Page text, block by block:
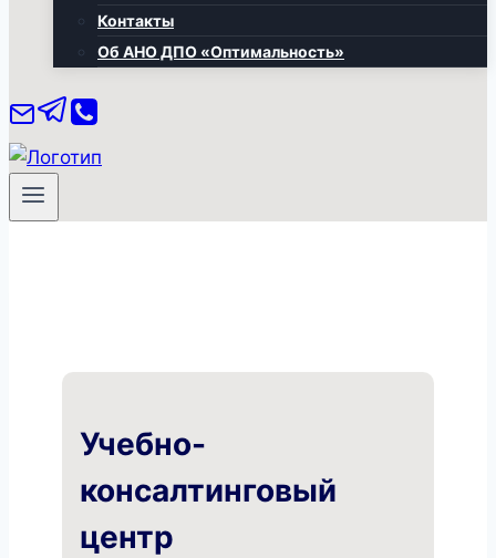
Контакты
Об АНО ДПО «Оптимальность»
Учебно-
консалтинговый
центр